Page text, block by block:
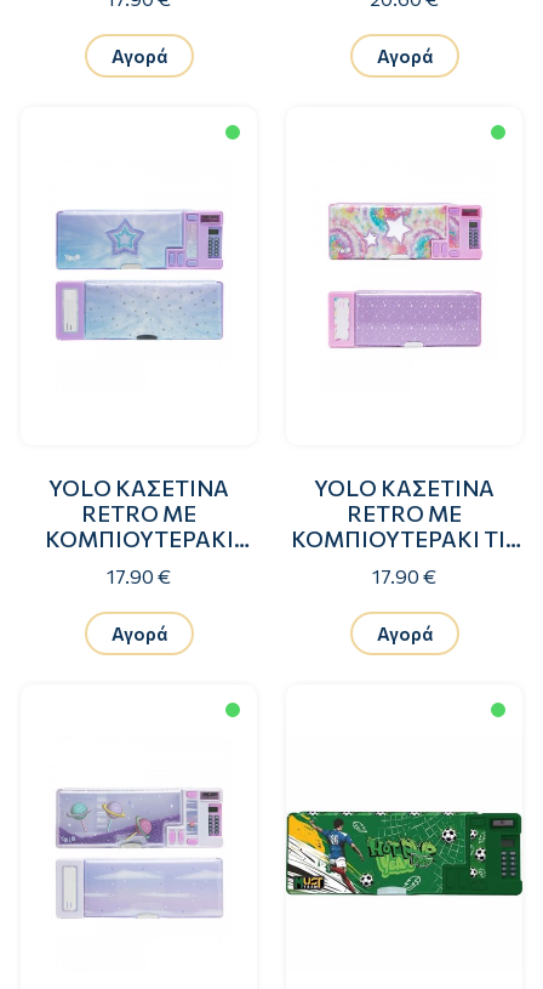
Αγορά Αγορά
YOLO ΚΑΣΕΤΙΝΑ
RETRO ΜΕ
ΚΟΜΠΙΟΥΤΕΡΑΚΙ
BRIGHT STAR
17.90 €
Αγορά
YOLO ΚΑΣΕΤΙΝΑ
RETRO ΜΕ
ΚΟΜΠΙΟΥΤΕΡΑΚΙ TIE
DYE STAR
17.90 €
Αγορά